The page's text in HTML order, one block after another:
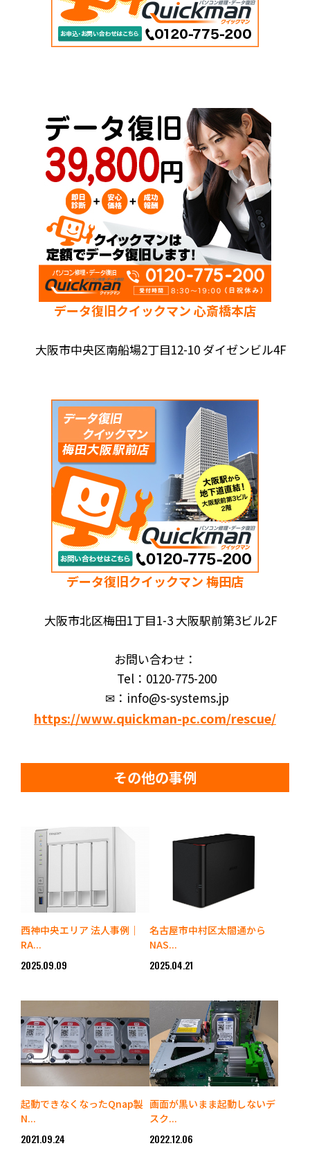
データ復旧クイックマン 心斎橋本店
大阪市中央区南船場2丁目12-10 ダイゼンビル4F
データ復旧クイックマン 梅田店
大阪市北区梅田1丁目1-3 大阪駅前第3ビル2F
お問い合わせ：
Tel：0120-775-200
✉：info@s-systems.jp
https://www.quickman-pc.com/rescue/
その他の事例
西神中央エリア 法人事例｜
RA...
2025.09.09
名古屋市中村区太閤通から
NAS...
2025.04.21
起動できなくなったQnap製
N...
2021.09.24
画面が黒いまま起動しないデ
スク...
2022.12.06